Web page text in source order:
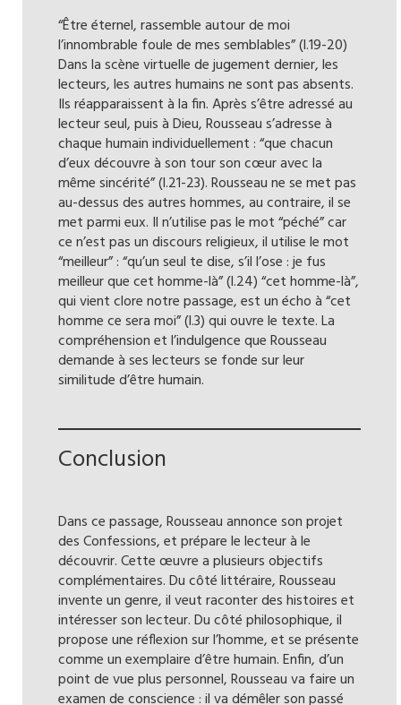
“Être éternel, rassemble autour de moi
l’innombrable foule de mes semblables” (l.19-20)
Dans la scène virtuelle de jugement dernier, les
lecteurs, les autres humains ne sont pas absents.
Ils réapparaissent à la fin. Après s’être adressé au
lecteur seul, puis à Dieu, Rousseau s’adresse à
chaque humain individuellement : “que chacun
d’eux découvre à son tour son cœur avec la
même sincérité” (l.21-23). Rousseau ne se met pas
au-dessus des autres hommes, au contraire, il se
met parmi eux. Il n’utilise pas le mot “péché” car
ce n’est pas un discours religieux, il utilise le mot
“meilleur” : “qu’un seul te dise, s’il l’ose : je fus
meilleur que cet homme-là” (l.24) “cet homme-là”,
qui vient clore notre passage, est un écho à “cet
homme ce sera moi” (l.3) qui ouvre le texte. La
compréhension et l’indulgence que Rousseau
demande à ses lecteurs se fonde sur leur
similitude d’être humain.
Conclusion
Dans ce passage, Rousseau annonce son projet
des Confessions, et prépare le lecteur à le
découvrir. Cette œuvre a plusieurs objectifs
complémentaires. Du côté littéraire, Rousseau
invente un genre, il veut raconter des histoires et
intéresser son lecteur. Du côté philosophique, il
propose une réflexion sur l’homme, et se présente
comme un exemplaire d’être humain. Enfin, d’un
point de vue plus personnel, Rousseau va faire un
examen de conscience : il va démêler son passé